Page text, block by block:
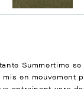
Summertime
en